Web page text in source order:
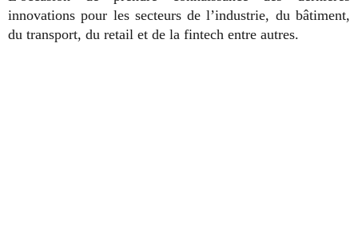
innovations pour les secteurs de l’industrie, du bâtiment,
du transport, du retail et de la fintech entre autres.